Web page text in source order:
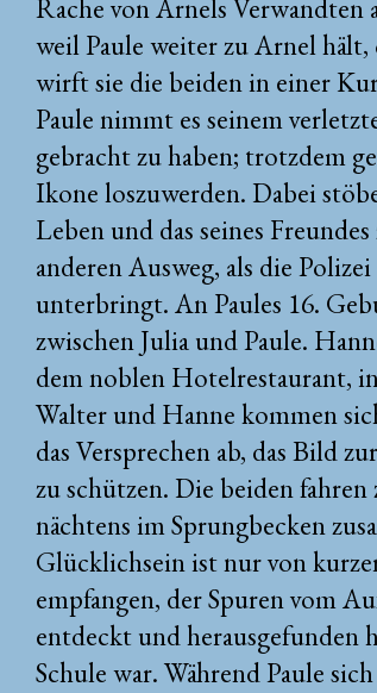
Rache von Arnels
weil Paule weiter zu Arnel
wirft sie die beiden in einer
Paule nimmt es seinem
gebracht zu haben; trotzdem
Ikone loszuwerden. Dabei
Leben und das seines
anderen Ausweg, als die
unterbringt. An Paules 16.
zwischen Julia und Paule.
dem noblen Hotelrestaurant,
Walter und Hanne kommen
das Versprechen ab, das Bild
zu schützen. Die beiden
nächtens im Sprungbecken
Glücklichsein ist nur von
empfangen, der Spuren vom
entdeckt und herausgefunden
Schule war. Während Paule